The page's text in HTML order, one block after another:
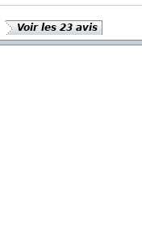
Voir les 23 avis